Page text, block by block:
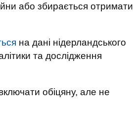
або збирається отримати
на дані нідерландського
та дослідження
обіцяну, але не